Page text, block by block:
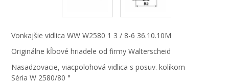
Vonkajšie vidlica WW W2580 1 3 / 8-6 36.10.10M
Originálne kĺbové hriadele od firmy Walterscheid
Nasadzovacie, viacpolohová vidlica s posuv. kolíkom
Séria W 2580/80 °